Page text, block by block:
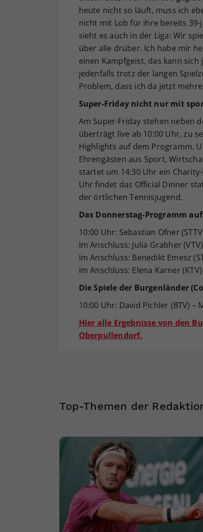
heute nicht so läuft, muss ich
nicht mit Lob für ihre bereits 39-
sieht es auch in der Liga: Wir
über alle drüber. Ich habe mir
einen Kampfgeist, das kann
jedenfalls trotz der langen
Problem, dass ich da jetzt
Super-Friday nicht nur mit
Am Super-Friday stehen neben
überträgt live ab 10:00 Uhr, zu
Highlights auf dem Programm.
Ehrengästen aus Sport,
startet um 14:30 Uhr ein
Uhr findet das Official Dinner
der örtlichen Tennisjugend.
Das Donnerstag-Programm
10:00 Uhr: Sebastian Ofner
Im Anschluss: Julia Grabher
Im Anschluss: Benedikt Emesz
Im Anschluss: Elena Karner
Die Spiele der Burgenländer
10:00 Uhr: David Pichler (BTV) –
Hier alle Ergebnisse von den
Oberpullendorf.
Top-Themen der